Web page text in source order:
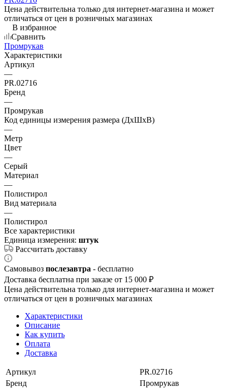
Цена действительна только для интернет-магазина и может
отличаться от цен в розничных магазинах
В избранное
Сравнить
Промрукав
Характеристики
Артикул
—
PR.02716
Бренд
—
Промрукав
Код единицы измерения размера (ДхШхВ)
—
Метр
Цвет
—
Серый
Материал
—
Полистирол
Вид материала
—
Полистирол
Все характеристики
Единица измерения: штук
Рассчитать доставку
Самовывоз послезавтра - бесплатно
Доставка бесплатна при заказе от 15 000 ₽
Цена действительна только для интернет-магазина и может
отличаться от цен в розничных магазинах
Характеристики
Описание
Как купить
Оплата
Доставка
Артикул
PR.02716
Бренд
Промрукав